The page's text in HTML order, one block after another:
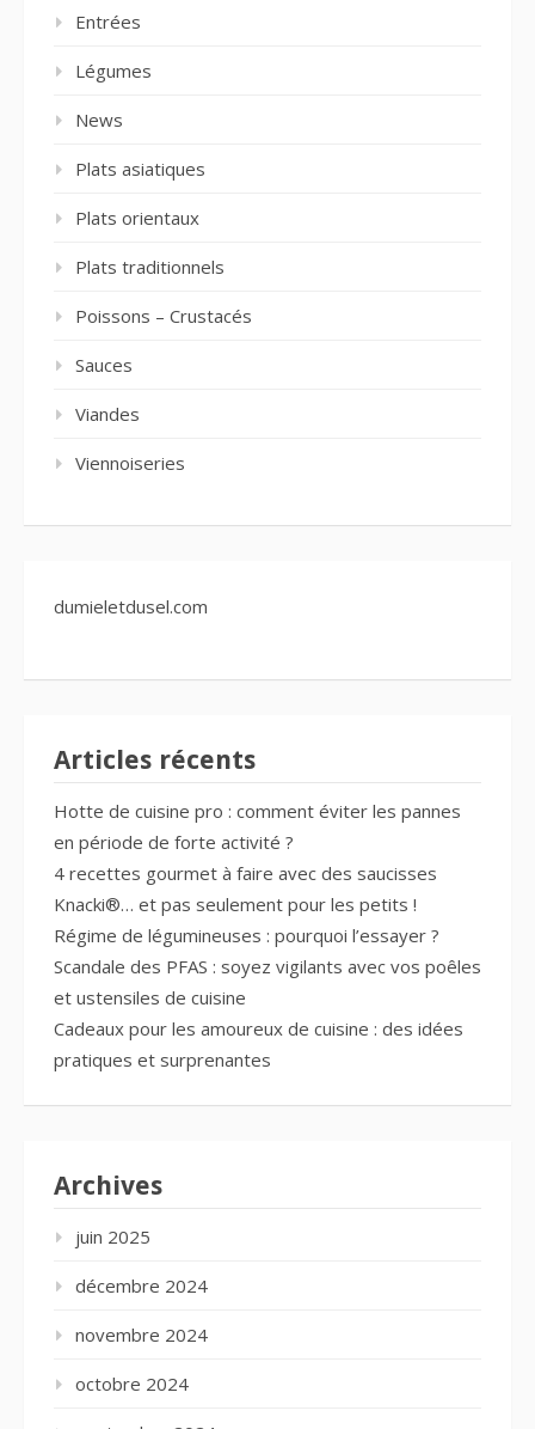
Entrées
Légumes
News
Plats asiatiques
Plats orientaux
Plats traditionnels
Poissons – Crustacés
Sauces
Viandes
Viennoiseries
dumieletdusel.com
Articles récents
Hotte de cuisine pro : comment éviter les pannes
en période de forte activité ?
4 recettes gourmet à faire avec des saucisses
Knacki®… et pas seulement pour les petits !
Régime de légumineuses : pourquoi l’essayer ?
Scandale des PFAS : soyez vigilants avec vos poêles
et ustensiles de cuisine
Cadeaux pour les amoureux de cuisine : des idées
pratiques et surprenantes
Archives
juin 2025
décembre 2024
novembre 2024
octobre 2024